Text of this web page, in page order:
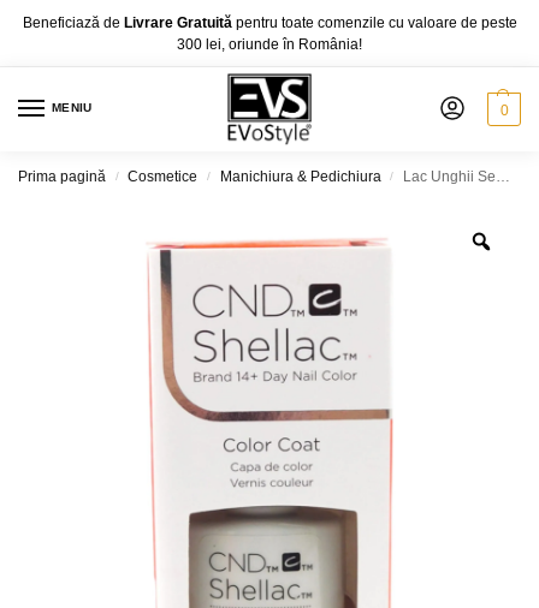
Beneficiază de Livrare Gratuită pentru toate comenzile cu valoare de peste
300 lei, oriunde în România!
MENIU 0
Prima pagină / Cosmetice / Manichiura & Pedichiura / Lac Unghii Semipermanent CND Shellac Color Coat Gold VIP Status